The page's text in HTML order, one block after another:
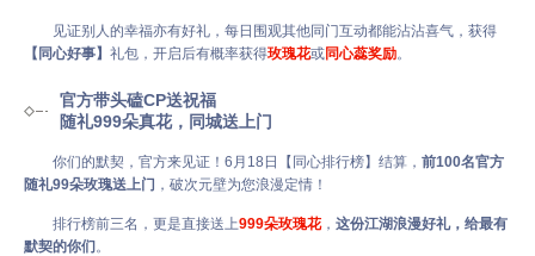
见证别人的幸福亦有好礼，每日围观其他同门互动都能沾沾喜气，获得
【同心好事】 礼包，开启后有概率获得玫瑰花或同心蕊奖励。
官方带头磕CP送祝福
随礼999朵真花，同城送上门
你们的默契，官方来见证！6月18日【同心排行榜】结算， 前100名官方
随礼99朵玫瑰送上门 ，破次元壁为您浪漫定情！
排行榜前三名，更是直接送上999朵玫瑰花， 这份江湖浪漫好礼，给最有
默契的你们 。